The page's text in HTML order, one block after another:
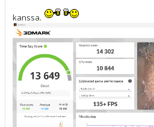
kanssa.